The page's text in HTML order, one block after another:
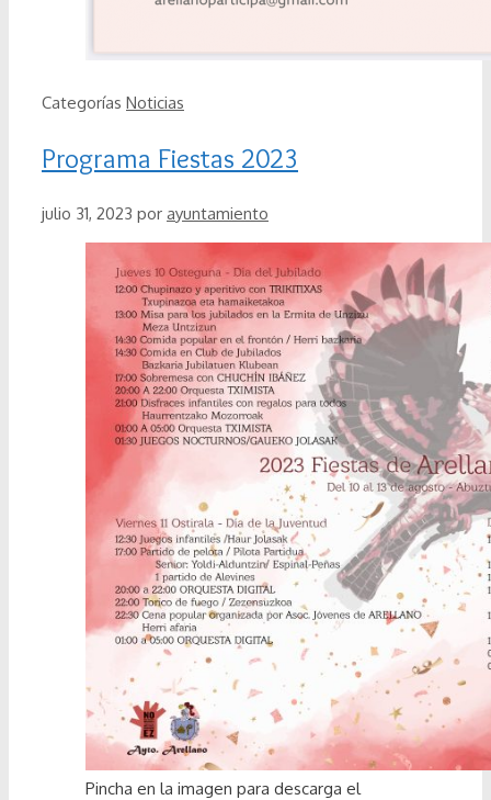
Categorías Noticias
Programa Fiestas 2023
julio 31, 2023 por ayuntamiento
Pincha en la imagen para descarga el